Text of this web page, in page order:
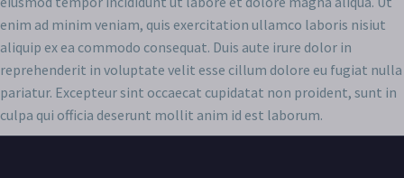
enim ad minim veniam, quis exercitation ullamco laboris nisiut
aliquip ex ea commodo consequat. Duis aute irure dolor in
reprehenderit in voluptate velit esse cillum dolore eu fugiat nulla
pariatur. Excepteur sint occaecat cupidatat non proident, sunt in
culpa qui officia deserunt mollit anim id est laborum.